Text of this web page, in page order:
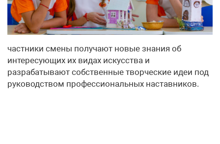
частники смены получают новые знания об
интересующих их видах искусства и
разрабатывают собственные творческие идеи под
руководством профессиональных наставников.